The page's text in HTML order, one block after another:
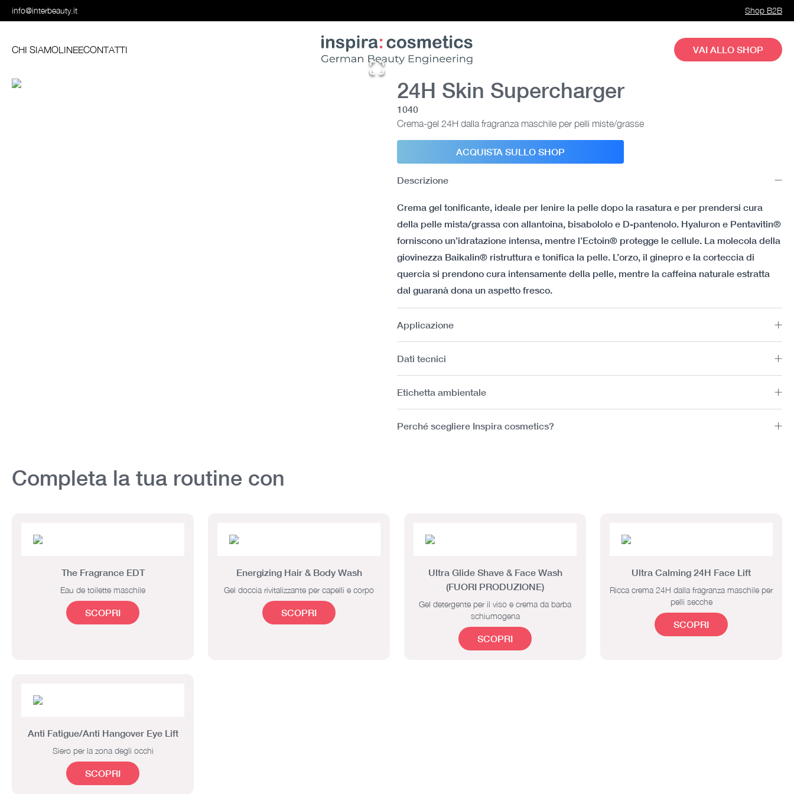
info@interbeauty.it Shop B2B
CHI SIAMOLINEECONTATTI VAI ALLO SHOP
24H Skin Supercharger
1040
Crema-gel 24H dalla fragranza maschile per pelli miste/grasse
ACQUISTA SULLO SHOP
Descrizione
Crema gel tonificante, ideale per lenire la pelle dopo la rasatura e per prendersi cura
della pelle mista/grassa con allantoina, bisabololo e D-pantenolo. Hyaluron e Pentavitin®
forniscono un’idratazione intensa, mentre l’Ectoin® protegge le cellule. La molecola della
giovinezza Baikalin® ristruttura e tonifica la pelle. L’orzo, il ginepro e la corteccia di
quercia si prendono cura intensamente della pelle, mentre la caffeina naturale estratta
dal guaranà dona un aspetto fresco.
Applicazione
Dati tecnici
Etichetta ambientale
Perché scegliere Inspira cosmetics?
Completa la tua routine con
The Fragrance EDT
Eau de toilette maschile
SCOPRI
Energizing Hair & Body Wash
Gel doccia rivitalizzante per capelli e corpo
SCOPRI
Ultra Glide Shave & Face Wash
(FUORI PRODUZIONE)
Gel detergente per il viso e crema da barba
schiumogena
SCOPRI
Ultra Calming 24H Face Lift
Ricca crema 24H dalla fragranza maschile per
pelli secche
SCOPRI
Anti Fatigue/Anti Hangover Eye Lift
Siero per la zona degli occhi
SCOPRI